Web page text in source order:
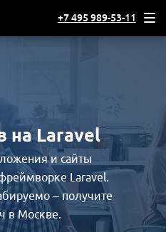
+7 495 989-53-11
на Laravel
и сайты
Laravel.
– получите
в Москве.